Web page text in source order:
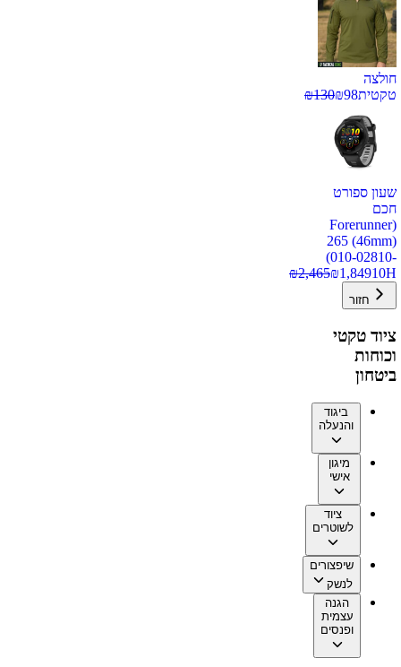
חולצה
טקטית
₪98
₪130
שעון ספורט
חכם
(Forerunner
265 (46mm)
(010-02810-
10H
₪1,849
₪2,465
חזור
ציוד טקטי
וכוחות
ביטחון
ביגוד
והנעלה
מיגון
אישי
ציוד
לשוטרים
שיפצורים
לנשק
הגנה
עצמית
ופנסים